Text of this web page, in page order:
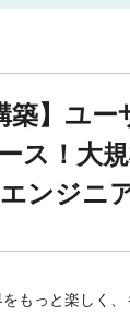
築】ユ
ス！大
ンジニ
もっと楽しく